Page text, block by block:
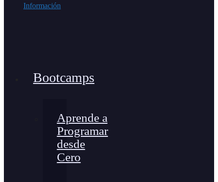
Información
Bootcamps
Aprende a
Programar
desde
Cero